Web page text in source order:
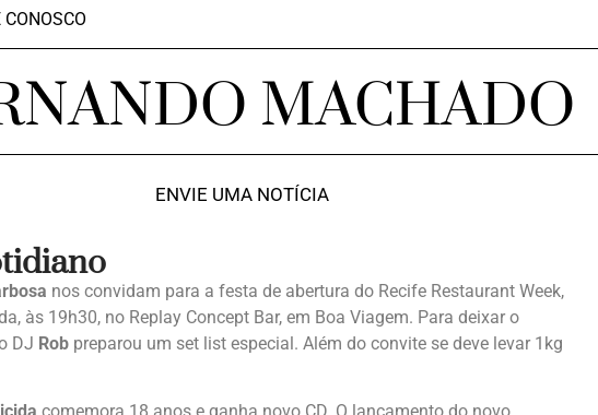
CONOSCO
MACHADO
ENVIE UMA NOTÍCIA
nos convidam para a festa de abertura do Recife Restaurant Week,
às 19h30, no Replay Concept Bar, em Boa Viagem. Para deixar o
DJ Rob preparou um set list especial. Além do convite se deve levar 1kg